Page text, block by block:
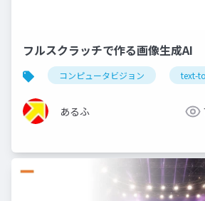
フルスクラッチで作る画像生成AI
コンピュータビジョン text-
あるふ